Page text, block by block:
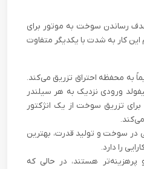
رساندن سوخت به موتور برای
این کار به شدت با یکدیگر متفاوت
به محفظه احتراق تزریق می‌کند.
ورودی نزدیک به هر سیلندر
برای تزریق سوخت از یک انژکتور
در سوخت و تولید قدرت، بهترین
را دارد.
پرهزینه‌تر هستند، در حالی که